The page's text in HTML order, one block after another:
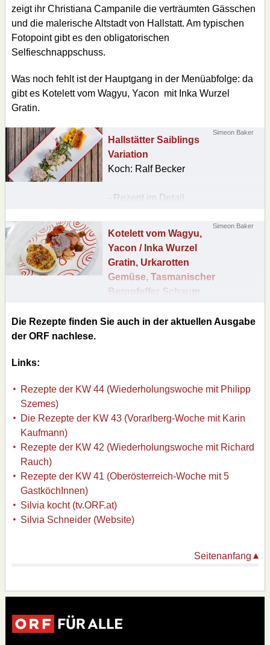
zeigt ihr Christiana Campanile die verträumten Gässchen
und die malerische Altstadt von Hallstatt. Am typischen
Fotopoint gibt es den obligatorischen
Selfieschnappschuss.
Was noch fehlt ist der Hauptgang in der Menüabfolge: da
gibt es Kotelett vom Wagyu, Yacon mit Inka Wurzel
Gratin.
Simeon Baker
Hallstätter Saiblings
Variation
Koch: Ralf Becker
- Rezept im Detail
Simeon Baker
Kotelett vom Wagyu,
Yacon / Inka Wurzel
Gratin, Urkarotten
Gemüse, Tasmanischer
Bergpfeffer Schaum
Die Rezepte finden Sie auch in der aktuellen Ausgabe
der ORF nachlese.
Links:
Rezepte der KW 44 (Wiederholungswoche mit Philipp
Szemes)
Die Rezepte der KW 43 (Vorarlberg-Woche mit Karin
Kaufmann)
Rezepte der KW 42 (Wiederholungswoche mit Richard
Rauch)
Rezepte der KW 41 (Oberösterreich-Woche mit 5
GastköchInnen)
Silvia kocht (tv.ORF.at)
Silvia Schneider (Website)
Seitenanfang